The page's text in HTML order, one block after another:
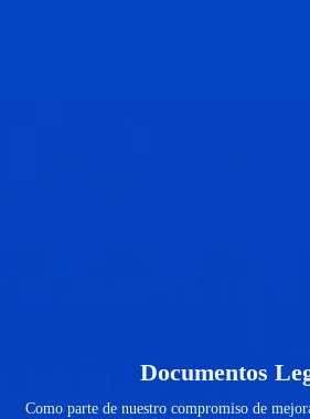
Documentos
Como parte de nuestro compromiso de